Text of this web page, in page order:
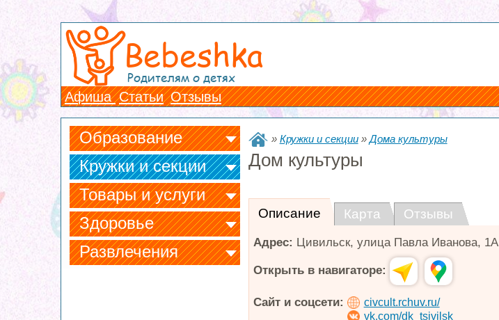
Bebeshka
Родителям о детях
Афиша Статьи Отзывы
Образование
Кружки и секции
Товары и услуги
Здоровье
Развлечения
» Кружки и секции»Дома культуры
Дом культуры
Описание Карта Отзывы
Адрес: Цивильск, улица Павла Иванова, 1А
Открыть в навигаторе:
Сайт и соцсети:
civcult.rchuv.ru/
vk.com/dk_tsivilsk